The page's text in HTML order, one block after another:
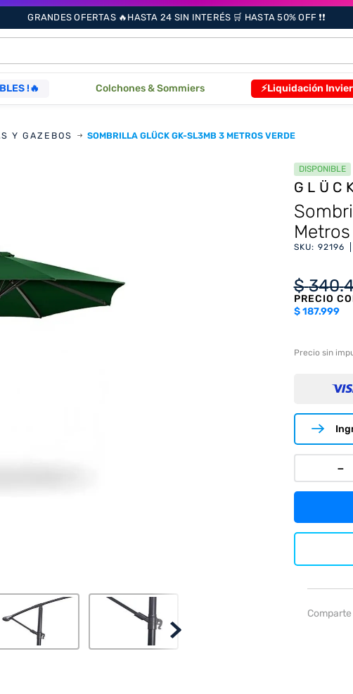
GRANDES OFERTAS 🔥HASTA 24 SIN INTERÉS 🛒 HASTA 50% OFF ❗❗
!🔥 Colchones & Sommiers ⚡Liquidación
Y GAZEBOS SOMBRILLA GLÜCK GK-SL3MB 3 METROS VERDE
DISPONIBLE
SKU: 92196
$ 340.
PRECIO
$187.999
Precio sin
－
Comparte
BUSCADOS